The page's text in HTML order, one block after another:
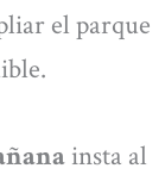
el parque
insta al